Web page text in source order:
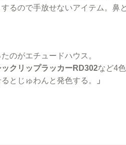
るので手放せないアイテム。鼻
のがエチュードハウス。
クリップラッカーRD302など4
とじゅわんと発色する。
」